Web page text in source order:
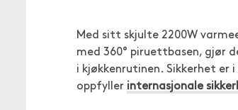
Med sitt skjulte 2200W
med 360° piruettbasen, gjør
i kjøkkenrutinen. Sikkerhet
oppfyller internasjonale